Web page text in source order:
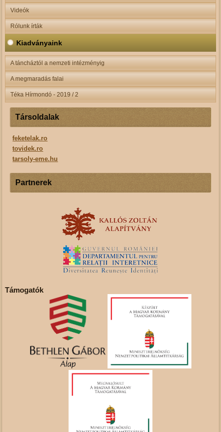
Videók
Rólunk írták
Kiadványaink
A táncháztól a nemzeti intézményig
A megmaradás falai
Téka Hírmondó - 2019 / 2
Társoldalak
feketelak.ro
tovidek.ro
tarsoly-eme.hu
Partnerek
Támogatók